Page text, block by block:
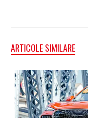
ARTICOLE SIMILARE